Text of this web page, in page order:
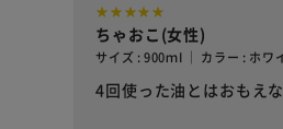
ちゃおこ(女性)
サイズ : 900ｍI ｜ カラー : ホワ
4回使った油とはおもえ